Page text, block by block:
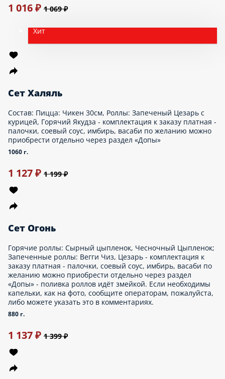
платная - палочки, соевый соус, имбирь, васаби по желанию
роллов идёт змейкой. Если необходимы капельки, как на фото,
сообщите операторам, пожалуйста, либо можете указать это в
комментариях.
1360 г.
1 815 ₽
акция
Сет Хит Трио
Пиццы 30см: Пеппер, Фелиция, Ветчина и грибы.
Опции
1 448 ₽
лосось, Горячая Калифорния. - комплектация к заказу платная -
палочки, соевый соус, имбирь, васаби по желанию можно
приобрести отдельно через раздел «Допы»
890 г.
1 475 ₽1 699 ₽
Хит
Сет Именинник
Роллы: Калифорния с крабом, Сырный цыпленок, Филадельфия